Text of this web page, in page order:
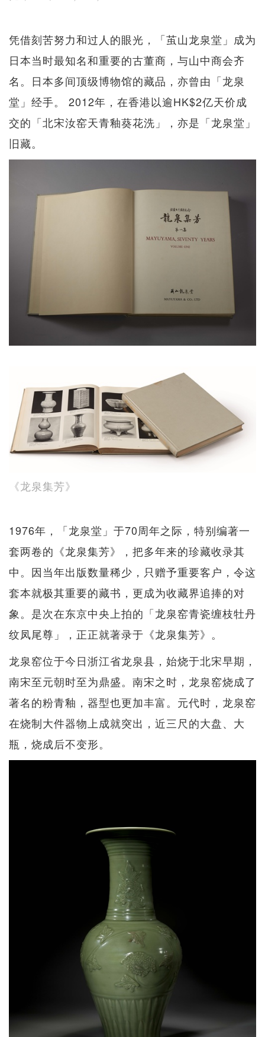
凭借刻苦努力和过人的眼光，「茧山龙泉堂」成为
日本当时最知名和重要的古董商，与山中商会齐
名。日本多间顶级博物馆的藏品，亦曾由「龙泉
堂」经手。 2012年，在香港以逾HK$2亿天价成
交的「北宋汝窑天青釉葵花洗」，亦是「龙泉堂」
旧藏。
《龙泉集芳》
1976年，「龙泉堂」于70周年之际，特别编著一
套两卷的《龙泉集芳》，把多年来的珍藏收录其
中。因当年出版数量稀少，只赠予重要客户，令这
套本就极其重要的藏书，更成为收藏界追捧的对
象。是次在东京中央上拍的「龙泉窑青瓷缠枝牡丹
纹凤尾尊」，正正就著录于《龙泉集芳》。
龙泉窑位于今日浙江省龙泉县，始烧于北宋早期，
南宋至元朝时至为鼎盛。南宋之时，龙泉窑烧成了
著名的粉青釉，器型也更加丰富。元代时，龙泉窑
在烧制大件器物上成就突出，近三尺的大盘、大
瓶，烧成后不变形。